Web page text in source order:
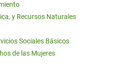
y Recursos Naturales
Sociales Básicos
de las Mujeres